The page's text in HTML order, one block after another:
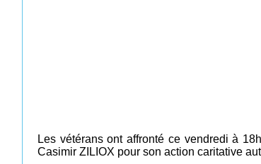
Les vétérans ont affronté ce vendredi à
Casimir ZILIOX pour son action caritative